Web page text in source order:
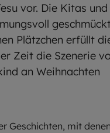
vor. Die Kitas und
Plätzchen erfüllt
Zeit die Szenerie
an Weihnachten
Geschichten, mit